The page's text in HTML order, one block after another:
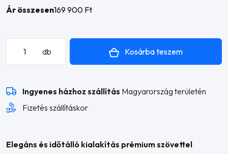
Ár összesen169 900 Ft
sarokkanapé
mennyiség
db Kosárba teszem
Ingyenes házhoz szállítás Magyarország területén
Fizetés szállításkor
Elegáns és időtálló kialakítás prémium szövettel